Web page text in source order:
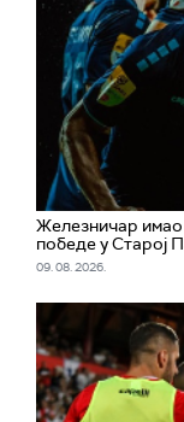
Железничар имао
победе у Старој
09. 08. 2026.